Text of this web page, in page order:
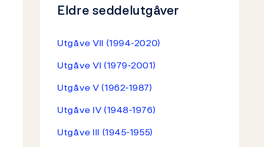
Eldre seddelutgåver
Utgåve VII (1994-2020)
Utgåve VI (1979-2001)
Utgåve V (1962-1987)
Utgåve IV (1948-1976)
Utgåve III (1945-1955)